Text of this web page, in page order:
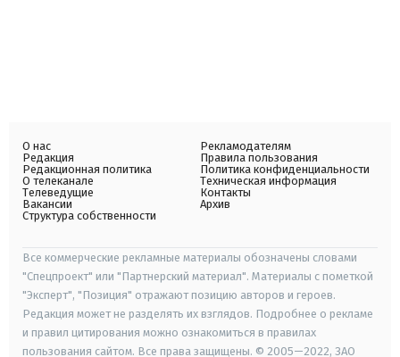
О нас
Редакция
Редакционная политика
О телеканале
Телеведущие
Вакансии
Структура собственности
Рекламодателям
Правила пользования
Политика конфиденциальности
Техническая информация
Контакты
Архив
Все коммерческие рекламные материалы обозначены словами
"Спецпроект" или "Партнерский материал". Материалы с пометкой
"Эксперт", "Позиция" отражают позицию авторов и героев.
Редакция может не разделять их взглядов. Подробнее о рекламе
и правил цитирования можно ознакомиться в правилах
пользования сайтом. Все права защищены. © 2005—2022, ЗАО